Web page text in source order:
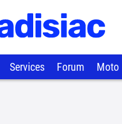
Services Forum Moto